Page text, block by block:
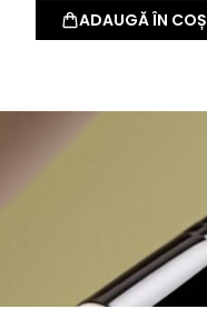
ADAUGĂ ÎN COȘ